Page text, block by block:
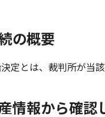
の概要
定とは、裁判所が当
情報から確認